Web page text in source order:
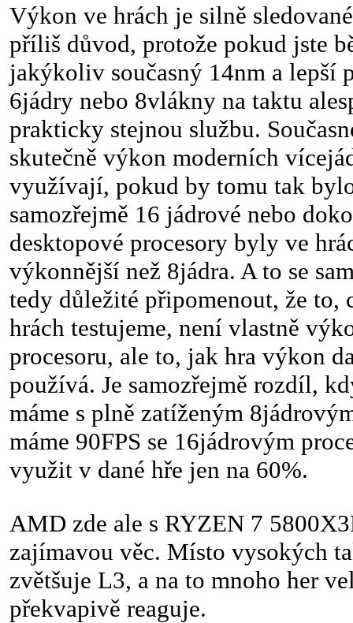
Výkon ve hrách je silně
příliš důvod, protože pokud jste
jakýkoliv současný 14nm a lepší
6jádry nebo 8vlákny na taktu
prakticky stejnou službu.
skutečně výkon moderních
využívají, pokud by tomu tak
samozřejmě 16 jádrové nebo
desktopové procesory byly ve
výkonnější než 8jádra. A to se
tedy důležité připomenout, že to,
hrách testujeme, není vlastně
procesoru, ale to, jak hra výkon
používá. Je samozřejmě rozdíl,
máme s plně zatíženým
máme 90FPS se 16jádrovým
využit v dané hře jen na 60%.
AMD zde ale s RYZEN 7
zajímavou věc. Místo vysokých
zvětšuje L3, a na to mnoho her
překvapivě reaguje.